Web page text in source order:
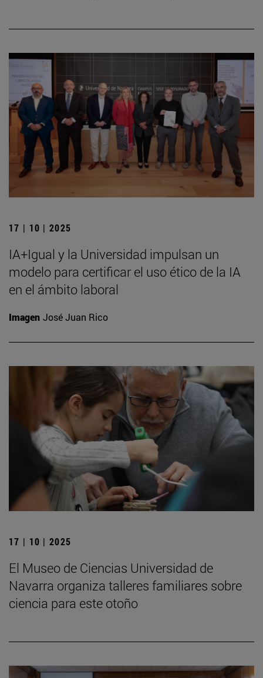
17 | 10 | 2025
IA+Igual y la Universidad impulsan un
modelo para certificar el uso ético de la IA
en el ámbito laboral
Imagen José Juan Rico
17 | 10 | 2025
El Museo de Ciencias Universidad de
Navarra organiza talleres familiares sobre
ciencia para este otoño